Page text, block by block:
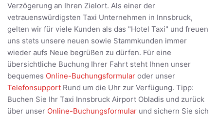
Verzögerung an Ihren Zielort. Als einer der
vetrauenswürdigsten Taxi Unternehmen in Innsbruck,
gelten wir für viele Kunden als das "Hotel Taxi" und freuen
uns stets unsere neuen sowie Stammkunden immer
wieder aufs Neue begrüßen zu dürfen. Für eine
übersichtliche Buchung Ihrer Fahrt steht Ihnen unser
bequemes Online-Buchungsformular oder unser
Telefonsupport Rund um die Uhr zur Verfügung. Tipp:
Buchen Sie Ihr Taxi Innsbruck Airport Obladis und zurück
über unser Online-Buchungsformular und sichern Sie sich